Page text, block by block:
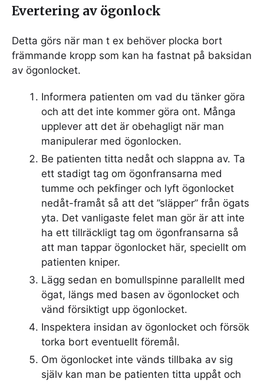
Evertering av ögonlock
Detta görs när man t ex behöver plocka bort
främmande kropp som kan ha fastnat på baksidan
av ögonlocket.
Informera patienten om vad du tänker göra
och att det inte kommer göra ont. Många
upplever att det är obehagligt när man
manipulerar med ögonlocken.
Be patienten titta nedåt och slappna av. Ta
ett stadigt tag om ögonfransarna med
tumme och pekfinger och lyft ögonlocket
nedåt-framåt så att det ”släpper” från ögats
yta. Det vanligaste felet man gör är att inte
ha ett tillräckligt tag om ögonfransarna så
att man tappar ögonlocket här, speciellt om
patienten kniper.
Lägg sedan en bomullspinne parallellt med
ögat, längs med basen av ögonlocket och
vänd försiktigt upp ögonlocket.
Inspektera insidan av ögonlocket och försök
torka bort eventuellt föremål.
Om ögonlocket inte vänds tillbaka av sig
själv kan man be patienten titta uppåt och